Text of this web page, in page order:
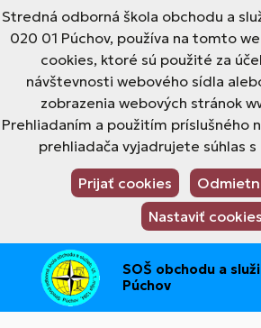
Stredná odborná škola obchodu a
020 01 Púchov, používa na tomto
cookies, ktoré sú použité za
návštevnosti webového sídla
zobrazenia webových stránok
Prehliadaním a použitím príslušného
prehliadača vyjadrujete súhlas s
Prijať cookies
Nastaviť cookies
SOŠ obchodu a
Púchov